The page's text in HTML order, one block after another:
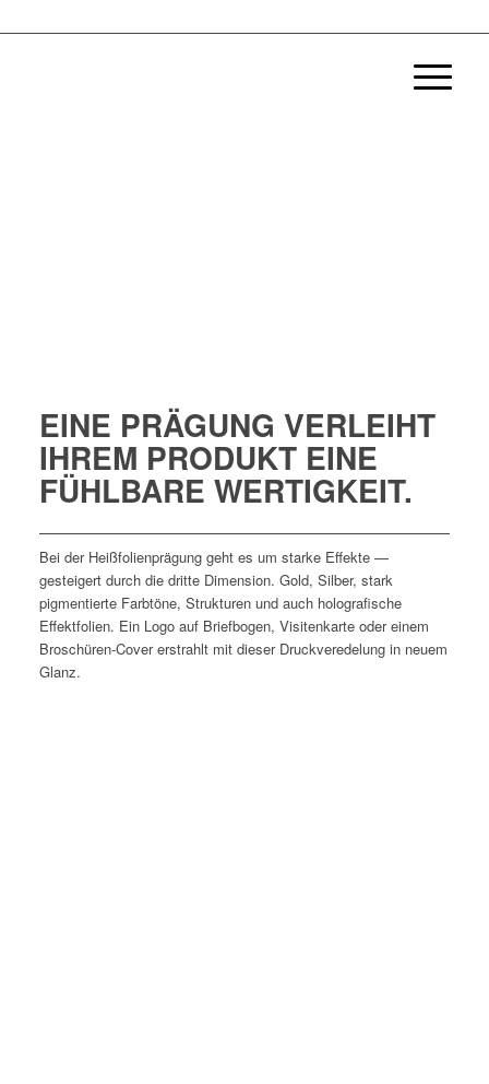
EINE PRÄGUNG VERLEIHT
IHREM PRODUKT EINE
FÜHLBARE WERTIGKEIT.
Bei der Heißfolienprägung geht es um starke Effekte —
gesteigert durch die dritte Dimension. Gold, Silber, stark
pigmentierte Farbtöne, Strukturen und auch holografische
Effektfolien. Ein Logo auf Briefbogen, Visitenkarte oder einem
Broschüren-Cover erstrahlt mit dieser Druckveredelung in neuem
Glanz.